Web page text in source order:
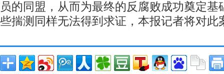
员的同盟，从而为最终的反腐败成功奠定基
些揣测同样无法得到求证，本报记者将对此